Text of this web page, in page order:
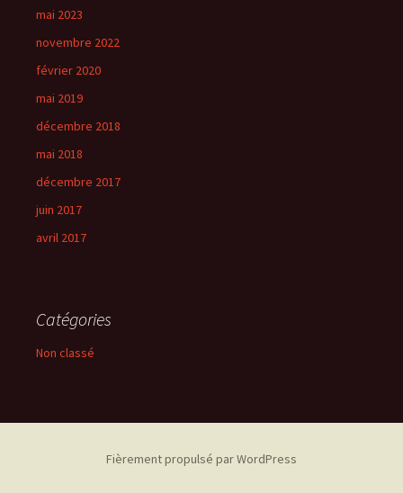
mai 2023
novembre 2022
février 2020
mai 2019
décembre 2018
mai 2018
décembre 2017
juin 2017
avril 2017
Catégories
Non classé
Fièrement propulsé par WordPress